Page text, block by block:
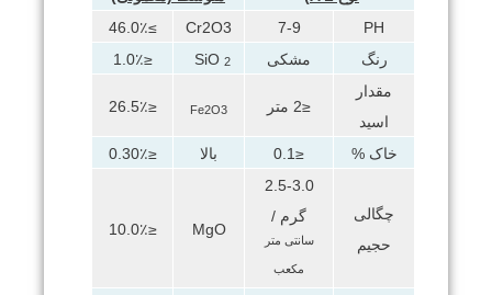
PH
7-9
Cr2O3
≥46.0٪
رنگ
مشکی SiO 2
≤1.0٪
مقدار
اسید
≤2 متر Fe2O3 ≤26.5٪
خاک % ≤0.1 بالا ≤0.30٪
چگالی
حجیم
2.5-3.0
گرم /
سانتی متر
مکعب
MgO ≤10.0٪